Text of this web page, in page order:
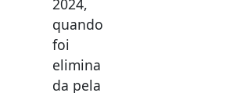
quando
foi
elimina
da pela